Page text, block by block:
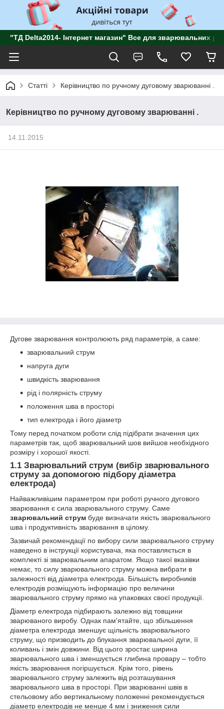
"ТД Delta2014- Інтернет магазин" Все для зварювальних
Статті Керівництво по ручному дуговому зварюванні .
Керівництво по ручному дуговому зварюванні .
14.11.2015
Дугове зварювання контролюють ряд параметрів, а саме:
зварювальний струм
напруга дуги
швидкість зварювання
рід і полярність струму
положення шва в просторі
тип електрода і його діаметр
Тому перед початком роботи слід підібрати значення цих
параметрів так, щоб зварювальний шов вийшов необхідного
розміру і хорошої якості.
1.1 Зварювальний струм (вибір зварювального
струму за допомогою підбору діаметра
електрода)
Найважливішим параметром при роботі ручного дугового
зварювання є сила зварювального струму. Саме
зварювальний струм буде визначати якість зварювального
шва і продуктивність зварювання в цілому.
Зазвичай рекомендації по вибору сили зварювального струму
наведено в інструкції користувача, яка поставляється в
комплекті зі зварювальним апаратом. Якщо такої вказівки
немає, то силу зварювального струму можна вибрати в
залежності від діаметра електрода. Більшість виробників
електродів розміщують інформацію про величини
зварювального струму прямо на упаковках своєї продукції.
Діаметр електрода підбирають залежно від товщини
зварюваного виробу. Однак пам'ятайте, що збільшення
діаметра електрода зменшує щільність зварювального
струму, що призводить до блукання зварювальної дуги, її
коливань і змін довжини. Від цього зростає ширина
зварювального шва і зменшується глибина провару – тобто
якість зварювання погіршується. Крім того, рівень
зварювального струму залежить від розташування
зварювального шва в просторі. При зварюванні швів в
стельовому або вертикальному положенні рекомендується
діаметр електродів не менше 4 мм і зниження сили